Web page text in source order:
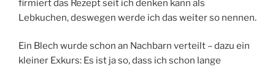
firmiert das Rezept seit ich denken kann als
Lebkuchen, deswegen werde ich das weiter so nennen.
Ein Blech wurde schon an Nachbarn verteilt – dazu ein
kleiner Exkurs: Es ist ja so, dass ich schon lange